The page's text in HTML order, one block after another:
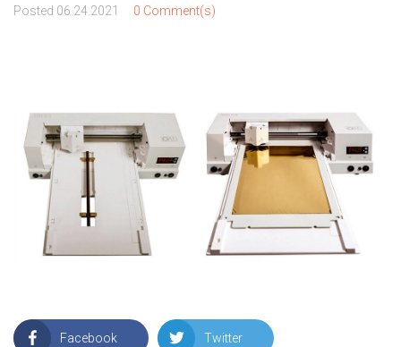
Posted 06.24.2021 0 Comment(s)
Facebook Twitter